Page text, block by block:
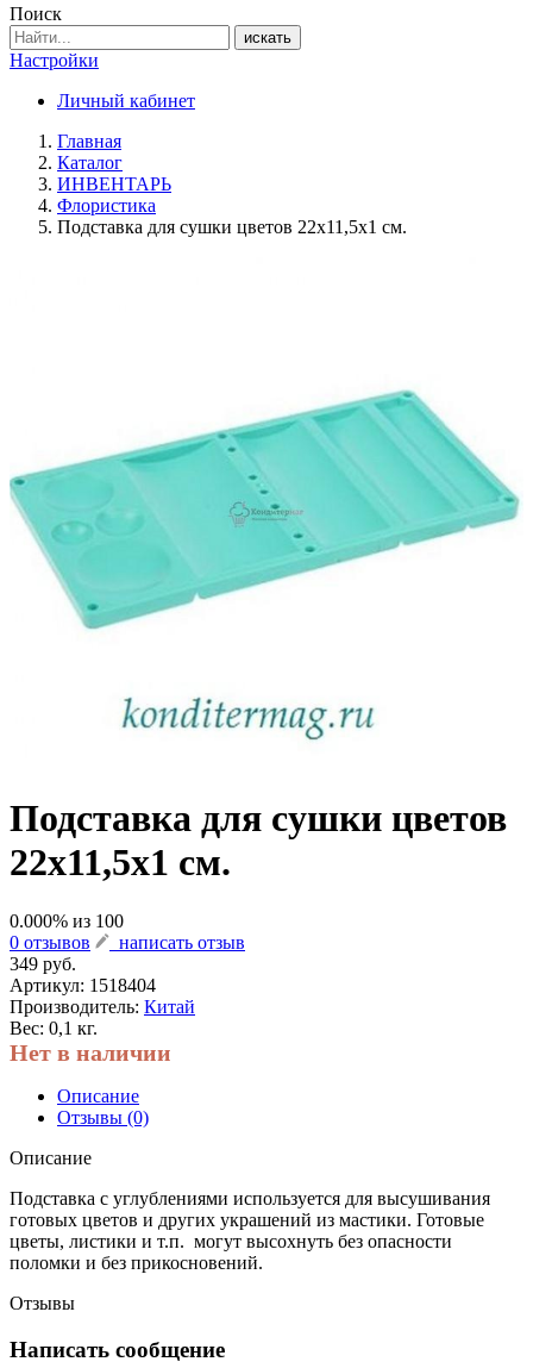
Поиск
искать
Настройки
Личный кабинет
Главная
Каталог
ИНВЕНТАРЬ
Флористика
Подставка для сушки цветов 22х11,5х1 см.
Подставка для сушки цветов
22х11,5х1 см.
0.000% из 100
0 отзывов
написать отзыв
349 руб.
Артикул: 1518404
Производитель: Китай
Вес: 0,1 кг.
Нет в наличии
Описание
Отзывы (0)
Описание
Подставка с углублениями используется для высушивания
готовых цветов и других украшений из мастики. Готовые
цветы, листики и т.п. могут высохнуть без опасности
поломки и без прикосновений.
Отзывы
Написать сообщение